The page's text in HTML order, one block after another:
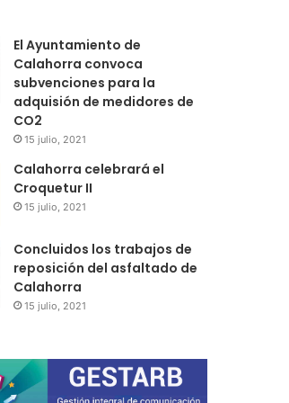
El Ayuntamiento de
Calahorra convoca
subvenciones para la
adquisión de medidores de
CO2
15 julio, 2021
Calahorra celebrará el
Croquetur II
15 julio, 2021
Concluidos los trabajos de
reposición del asfaltado de
Calahorra
15 julio, 2021